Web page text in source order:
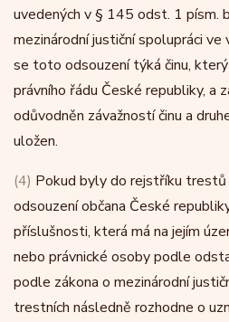
uvedených v § 145 odst. 1 písm.
mezinárodní justiční spolupráci
se toto odsouzení týká činu,
právního řádu České republiky, a
odůvodněn závažností činu a
uložen.
(4) Pokud byly do rejstříku trestů
odsouzení občana České
příslušnosti, která má na jejím
nebo právnické osoby podle
podle zákona o mezinárodní
trestních následně rozhodne o